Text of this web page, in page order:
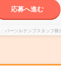
応募へ進む
パーソルテンプスタッフ株